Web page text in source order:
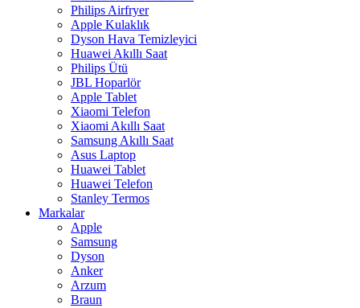
Philips Airfryer
Apple Kulaklık
Dyson Hava Temizleyici
Huawei Akıllı Saat
Philips Ütü
JBL Hoparlör
Apple Tablet
Xiaomi Telefon
Xiaomi Akıllı Saat
Samsung Akıllı Saat
Asus Laptop
Huawei Tablet
Huawei Telefon
Stanley Termos
Markalar
Apple
Samsung
Dyson
Anker
Arzum
Braun